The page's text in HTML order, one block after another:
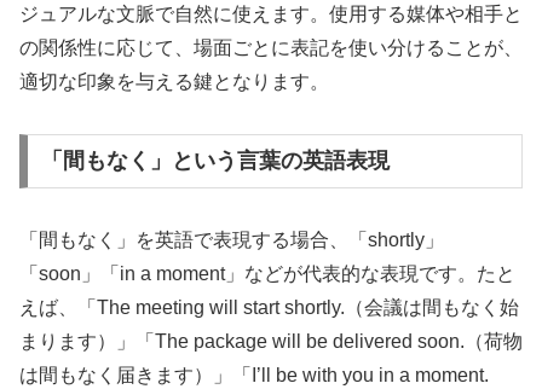
ジュアルな文脈で自然に使えます。使用する媒体や相手と
の関係性に応じて、場面ごとに表記を使い分けることが、
適切な印象を与える鍵となります。
「間もなく」という言葉の英語表現
「間もなく」を英語で表現する場合、「shortly」
「soon」「in a moment」などが代表的な表現です。たと
えば、「The meeting will start shortly.（会議は間もなく始
まります）」「The package will be delivered soon.（荷物
は間もなく届きます）」「I’ll be with you in a moment.